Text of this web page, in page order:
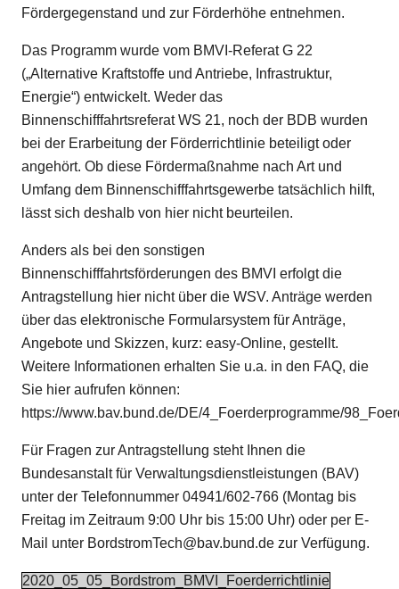
Fördergegenstand und zur Förderhöhe entnehmen.
Das Programm wurde vom BMVI-Referat G 22
(„Alternative Kraftstoffe und Antriebe, Infrastruktur,
Energie“) entwickelt. Weder das
Binnenschifffahrtsreferat WS 21, noch der BDB wurden
bei der Erarbeitung der Förderrichtlinie beteiligt oder
angehört. Ob diese Fördermaßnahme nach Art und
Umfang dem Binnenschifffahrtsgewerbe tatsächlich hilft,
lässt sich deshalb von hier nicht beurteilen.
Anders als bei den sonstigen
Binnenschifffahrtsförderungen des BMVI erfolgt die
Antragstellung hier nicht über die WSV. Anträge werden
über das elektronische Formularsystem für Anträge,
Angebote und Skizzen, kurz: easy-Online, gestellt.
Weitere Informationen erhalten Sie u.a. in den FAQ, die
Sie hier aufrufen können:
https://www.bav.bund.de/DE/4_Foerderprogramme/
Für Fragen zur Antragstellung steht Ihnen die
Bundesanstalt für Verwaltungsdienstleistungen (BAV)
unter der Telefonnummer 04941/602-766 (Montag bis
Freitag im Zeitraum 9:00 Uhr bis 15:00 Uhr) oder per E-
Mail unter BordstromTech@bav.bund.de zur Verfügung.
2020_05_05_Bordstrom_BMVI_Foerderrichtlinie